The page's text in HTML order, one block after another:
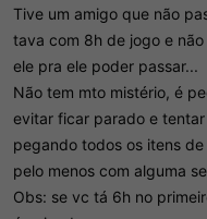
Tive um amigo que não
tava com 8h de jogo e
ele pra ele poder passar...
Não tem mto mistério, é
evitar ficar parado e
pegando todos os itens
pelo menos com alguma
Obs: se vc tá 6h no